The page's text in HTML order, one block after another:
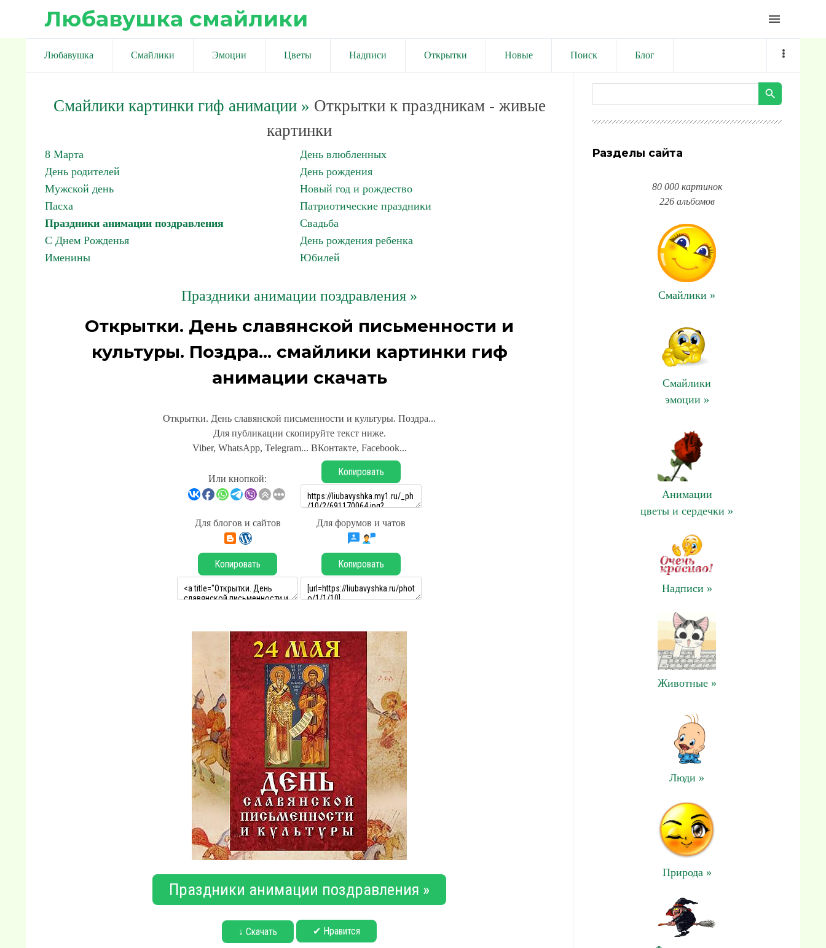
Любавушка смайлики menu
Любавушка Смайлики Эмоции Цветы Надписи Открытки Новые Поиск Блог
Смайлики картинки гиф анимации» Открытки к праздникам - живые
картинки
8 Марта
День влюбленных
День родителей
День рождения
Мужской день
Новый год и рождество
Пасха
Патриотические праздники
Праздники анимации поздравления
Свадьба
С Днем Рожденья
День рождения ребенка
Именины
Юбилей
Праздники анимации поздравления »
Открытки. День славянской письменности и
культуры. Поздра... смайлики картинки гиф
анимации скачать
Открытки. День славянской письменности и культуры. Поздра...
Для публикации скопируйте текст ниже.
Viber, WhatsApp, Telegram... ВКонтакте, Facebook...
Или кнопкой:
Копировать
Для блогов и сайтов Для форумов и чатов
Копировать Копировать
Праздники анимации поздравления »
↓ Скачать ✔ Нравится
Разделы сайта
80 000 картинок
226 альбомов
Смайлики »
Смайлики
эмоции »
Анимации
цветы и сердечки »
Надписи »
Животные »
Люди »
Природа »